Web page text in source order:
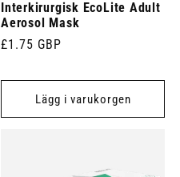
Interkirurgisk EcoLite Adult
Aerosol Mask
Ordinarie
£1.75 GBP
Lägg i varukorgen